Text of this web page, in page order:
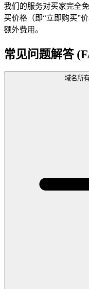
我们的服务对买家完全
买价格（即“立即购买”
额外费用。
常见问题解答
域名所